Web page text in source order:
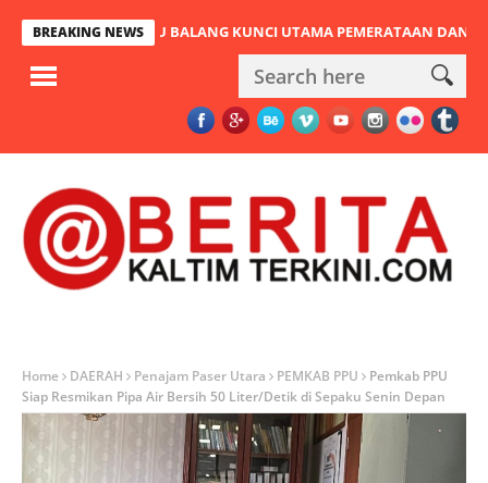
BREAKING NEWS
PULAU BALANG KUNCI UTAMA PEMERATAAN DAN URAT
Home DAERAH Penajam Paser Utara PEMKAB PPU
Pemkab PPU
Siap Resmikan Pipa Air Bersih 50 Liter/Detik di Sepaku Senin Depan